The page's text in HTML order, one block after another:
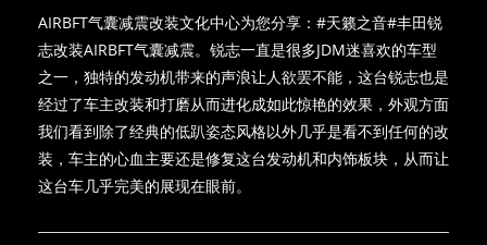
AIRBFT气囊减震改装文化中心为您分享：#天籁之音#丰田锐
志改装AIRBFT气囊减震。锐志一直是很多JDM迷喜欢的车型
之一，独特的发动机带来的声浪让人欲罢不能，这台锐志也是
经过了车主改装和打磨从而进化成如此惊艳的效果，外观方面
我们看到除了经典的低趴姿态风格以外几乎是看不到任何的改
装，车主的心血主要还是修复这台发动机和内饰板块，从而让
这台车几乎完美的展现在眼前。